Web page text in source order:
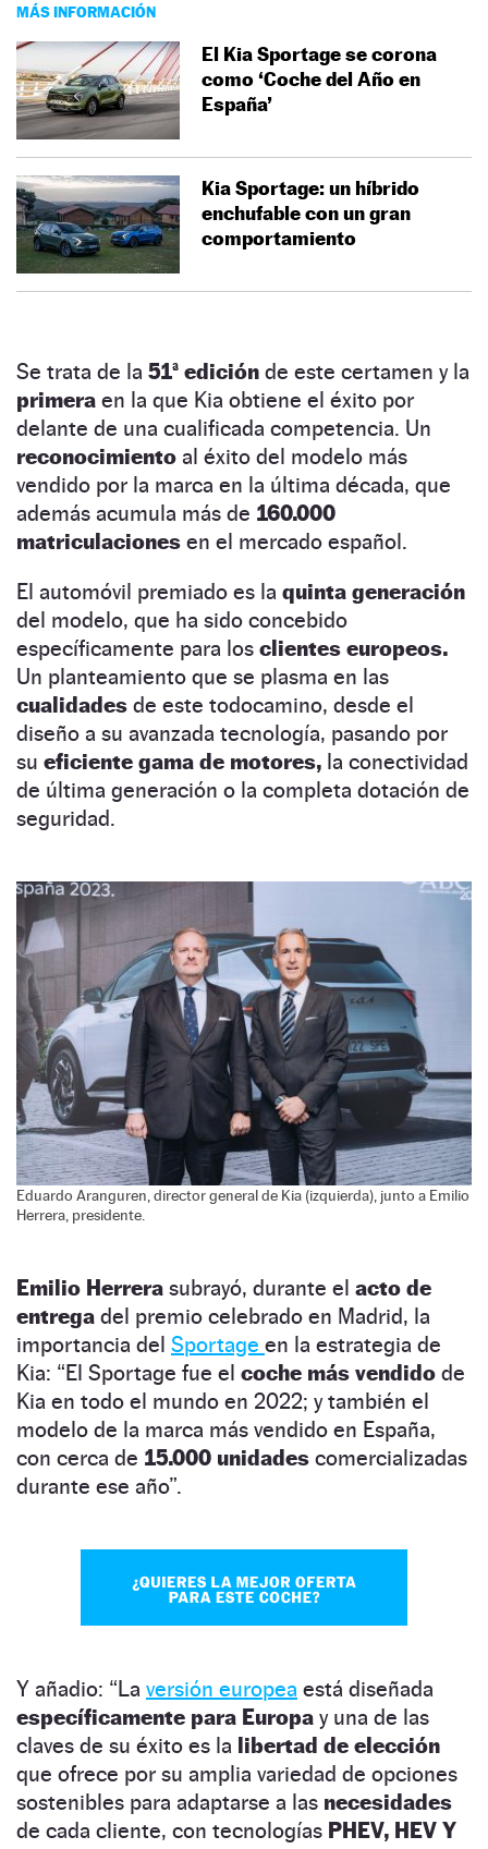
MÁS INFORMACIÓN
El Kia Sportage se corona
como ‘Coche del Año en
España’
Kia Sportage: un híbrido
enchufable con un gran
comportamiento
Se trata de la 51ª edición de este certamen y la
primera en la que Kia obtiene el éxito por
delante de una cualificada competencia. Un
reconocimiento al éxito del modelo más
vendido por la marca en la última década, que
además acumula más de 160.000
matriculaciones en el mercado español.
El automóvil premiado es la quinta generación
del modelo, que ha sido concebido
específicamente para los clientes europeos.
Un planteamiento que se plasma en las
cualidades de este todocamino, desde el
diseño a su avanzada tecnología, pasando por
su eficiente gama de motores, la conectividad
de última generación o la completa dotación de
seguridad.
Eduardo Aranguren, director general de Kia (izquierda), junto a Emilio
Herrera, presidente.
Emilio Herrera subrayó, durante el acto de
entrega del premio celebrado en Madrid, la
importancia del Sportage en la estrategia de
Kia: “El Sportage fue el coche más vendido de
Kia en todo el mundo en 2022; y también el
modelo de la marca más vendido en España,
con cerca de 15.000 unidades comercializadas
durante ese año”.
Y añadio: “La versión europea está diseñada
específicamente para Europa y una de las
claves de su éxito es la libertad de elección
que ofrece por su amplia variedad de opciones
sostenibles para adaptarse a las necesidades
de cada cliente, con tecnologías PHEV, HEV Y